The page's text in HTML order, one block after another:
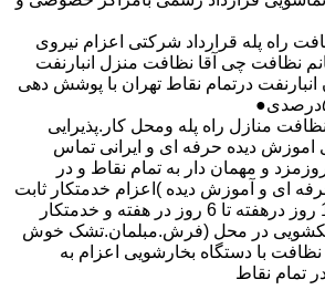
راه پله قرارداد شرکتی اعزام نیروی
نظافت چی آقا نظافت منزل انبارنفت
درتمام نقاط تهران با پوشش دهی
منازل راه پله ومحل کار.پذیرایی
اموزش دیده حرفه ای و ایرانی تماس
و مهمان دار به تمام نقاط و در
ای و آموزش دیده )اعزام خدمتکار ثابت
روزانه (خانم)از 1 روز درهفته تا 6 روز در هفته و خدمتکار
در محل (فرش.مبلمان.تشک خوش
با دستگاه بخارشویی اعزام به
تمام نقاط